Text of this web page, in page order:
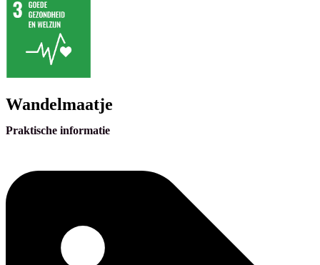
Wandelmaatje
Praktische informatie